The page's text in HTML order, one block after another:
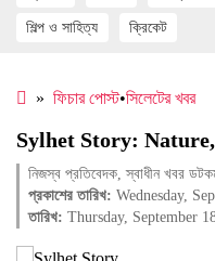
শিল্প ও সাহিত্য ক্রিকেট
» ফিচার পোস্ট•সিলেটের খবর
Sylhet Story:
নিজস্ব প্রতিবেদক, স্বাধীন খবর
প্রকাশের তারিখ: Wednesday,
তারিখ: Thursday, September